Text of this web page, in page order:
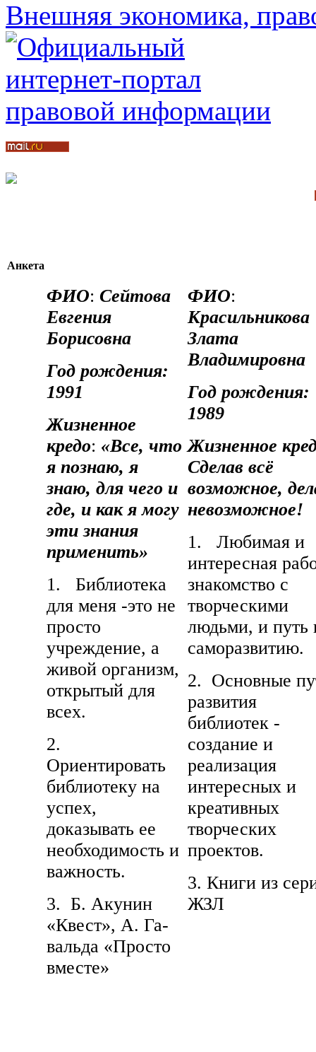
Анкета
ФИО: Сейтова
Евгения
Борисовна
Год рождения:
1991
Жизненное
кредо: «Все, что
я познаю,я
знаю, для чего и
где, и как я могу
эти знания
применить»
1. Библиотека
для меня -это не
просто
учреждение, а
живой организм,
открытый для
всех.
2.
Ориентировать
библиотеку на
успех,
доказывать ее
необходимость и
важность.
3. Б. Акунин
«Квест», А. Га-
вальда «Просто
вместе»
ФИО:
Красильникова
Злата
Владимировна
Год рождения:
1989
Жизненное
Сделав всё
возможное,
невозможное!
1. Любимая и
интересная
знакомство с
творческими
людьми, и путь
саморазвитию.
2. Основные
развития
библиотек -
создание и
реализация
интересных и
креативных
творческих
проектов.
3. Книги из
ЖЗЛ